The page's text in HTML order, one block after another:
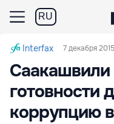
RU
Interfax 7 декабря
Саакашвили
готовности
коррупцию